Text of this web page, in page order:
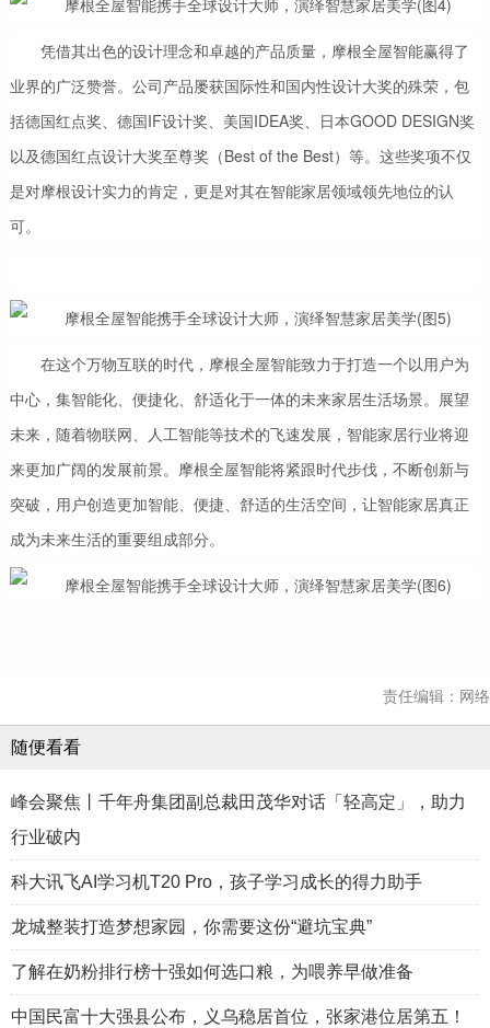
凭借其出色的设计理念和卓越的产品质量，摩根全屋智能赢得了
业界的广泛赞誉。公司产品屡获国际性和国内性设计大奖的殊荣，包
括德国红点奖、德国IF设计奖、美国IDEA奖、日本GOOD DESIGN奖
以及德国红点设计大奖至尊奖（Best of the Best）等。这些奖项不仅
是对摩根设计实力的肯定，更是对其在智能家居领域领先地位的认
可。
在这个万物互联的时代，摩根全屋智能致力于打造一个以用户为
中心，集智能化、便捷化、舒适化于一体的未来家居生活场景。展望
未来，随着物联网、人工智能等技术的飞速发展，智能家居行业将迎
来更加广阔的发展前景。摩根全屋智能将紧跟时代步伐，不断创新与
突破，用户创造更加智能、便捷、舒适的生活空间，让智能家居真正
成为未来生活的重要组成部分。
责任编辑：网络
随便看看
峰会聚焦丨千年舟集团副总裁田茂华对话「轻高定」，助力
行业破内
科大讯飞AI学习机T20 Pro，孩子学习成长的得力助手
龙城整装打造梦想家园，你需要这份“避坑宝典”
了解在奶粉排行榜十强如何选口粮，为喂养早做准备
中国民富十大强县公布，义乌稳居首位，张家港位居第五！